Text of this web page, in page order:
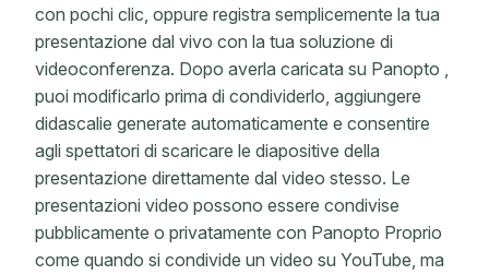
con pochi clic, oppure registra semplicemente la tua
presentazione dal vivo con la tua soluzione di
videoconferenza. Dopo averla caricata su Panopto ,
puoi modificarlo prima di condividerlo, aggiungere
didascalie generate automaticamente e consentire
agli spettatori di scaricare le diapositive della
presentazione direttamente dal video stesso. Le
presentazioni video possono essere condivise
pubblicamente o privatamente con Panopto Proprio
come quando si condivide un video su YouTube, ma